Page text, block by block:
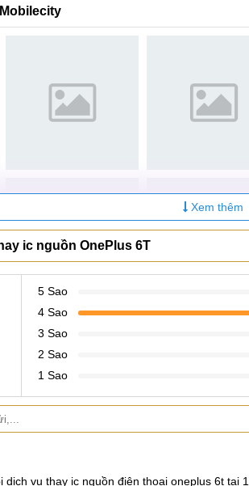
6t lấy ngay
ic nguồn OnePlus 6T
2 Sao